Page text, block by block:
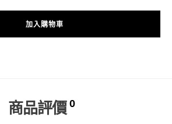
加入購物車
商品評價 0